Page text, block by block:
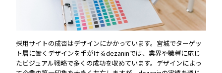
採用サイトの成否はデザインにかかっています。宮城でターゲッ
ト層に響くデザインを手がけるdezaninでは、業界や職種に応じ
たビジュアル戦略で多くの成功を収めています。デザインによっ